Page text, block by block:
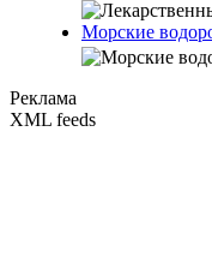
Морские
Реклама
XML feeds